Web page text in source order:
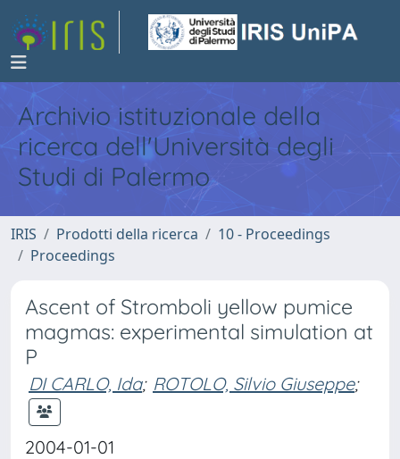
Archivio istituzionale della
ricerca dell'Università degli
Studi di Palermo
IRIS Prodotti della ricerca
10 - Proceedings
Proceedings
Ascent of Stromboli yellow pumice
magmas: experimental simulation at
P
DI CARLO, Ida; ROTOLO, Silvio Giuseppe;
2004-01-01